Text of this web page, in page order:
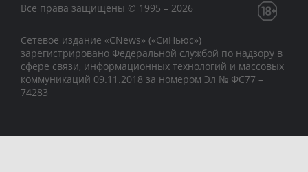
Все права защищены © 1995 – 2026
Сетевое издание «CNews» («СиНьюс»)
зарегистрировано Федеральной службой по надзору в
сфере связи, информационных технологий и массовых
коммуникаций 09.11.2018 за номером Эл № ФС77 –
74283